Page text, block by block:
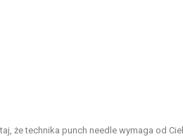
że technika punch needle wymaga od